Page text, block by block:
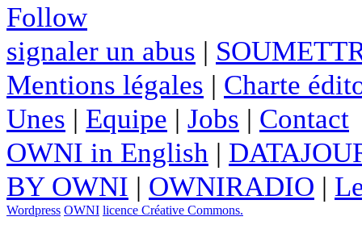
Follow
signaler un abus |
Mentions légales | Charte
Unes | Equipe | Jobs | Contact
OWNI in English |
BY OWNI | OWNIRADIO |
Wordpress OWNI licence Créative Commons.